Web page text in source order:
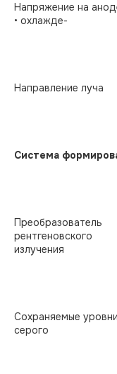
Напряжение на
• охлажде-
Направление луча
Система
Преобразователь
рентгеновского
излучения
Сохраняемые уровни
серого